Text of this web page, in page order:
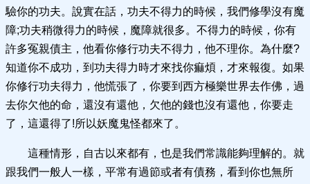
驗你的功夫。說實在話，功夫不得力的時候，我們修學沒有魔
障;功夫稍微得力的時候，魔障就很多。不得力的時候，你有
許多冤親債主，他看你修行功夫不得力，他不理你。為什麼?
知道你不成功，到功夫得力時才來找你痲煩，才來報復。如果
你修行功夫得力，他慌張了，你要到西方極樂世界去作佛，過
去你欠他的命，還沒有還他，欠他的錢也沒有還他，你要走
了，這還得了!所以妖魔鬼怪都來了。
這種情形，自古以來都有，也是我們常識能夠理解的。就
跟我們一般人一樣，平常有過節或者有債務，看到你也無所